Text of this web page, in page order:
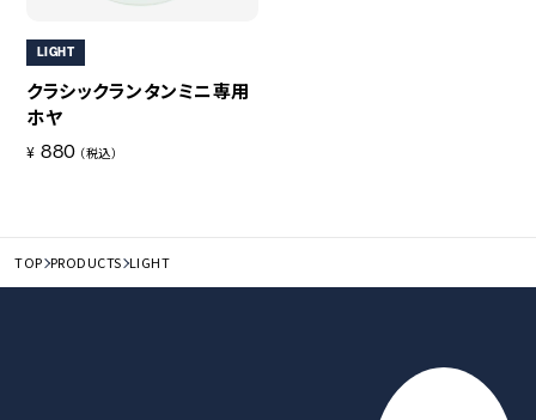
LIGHT
クラシックランタンミニ専用
ホヤ
¥ 880 （税込）
TOP PRODUCTS LIGHT